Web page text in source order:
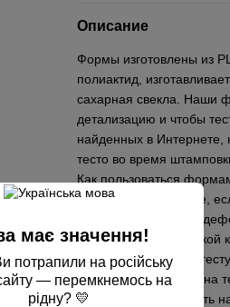
Описание
Формы изготовлены из
полиактид,
сахарная свекла. Наши
детализацию и чтобы
найденных в Интернете,
тесто во время
Как пользоваться
пергаментной бумаге,
противень, чтобы не
выдавливаете вырубкой
прижимать сильно к
перед применением на
желательно приложить
має значення!
потрапили на російську
— перемкнемось на
рідну? 💛